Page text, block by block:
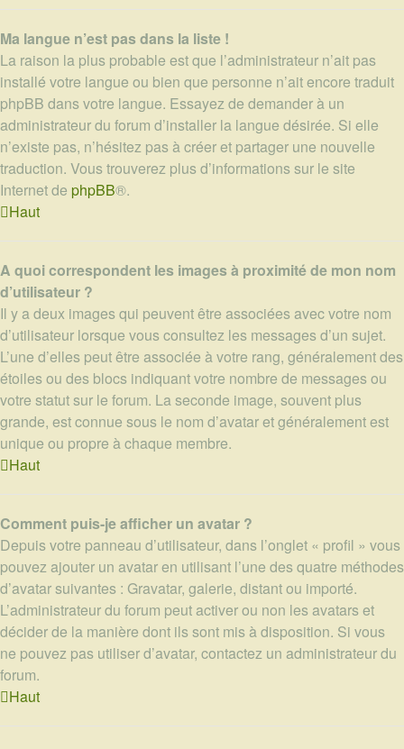
Ma langue n’est pas dans la liste !
La raison la plus probable est que l’administrateur n’ait pas
installé votre langue ou bien que personne n’ait encore traduit
phpBB dans votre langue. Essayez de demander à un
administrateur du forum d’installer la langue désirée. Si elle
n’existe pas, n’hésitez pas à créer et partager une nouvelle
traduction. Vous trouverez plus d’informations sur le site
Internet de phpBB®.
Haut
A quoi correspondent les images à proximité de mon nom
d’utilisateur ?
Il y a deux images qui peuvent être associées avec votre nom
d’utilisateur lorsque vous consultez les messages d’un sujet.
L’une d’elles peut être associée à votre rang, généralement des
étoiles ou des blocs indiquant votre nombre de messages ou
votre statut sur le forum. La seconde image, souvent plus
grande, est connue sous le nom d’avatar et généralement est
unique ou propre à chaque membre.
Haut
Comment puis-je afficher un avatar ?
Depuis votre panneau d’utilisateur, dans l’onglet « profil » vous
pouvez ajouter un avatar en utilisant l’une des quatre méthodes
d’avatar suivantes : Gravatar, galerie, distant ou importé.
L’administrateur du forum peut activer ou non les avatars et
décider de la manière dont ils sont mis à disposition. Si vous
ne pouvez pas utiliser d’avatar, contactez un administrateur du
forum.
Haut